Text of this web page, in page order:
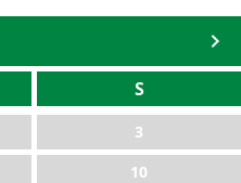
S
3
10